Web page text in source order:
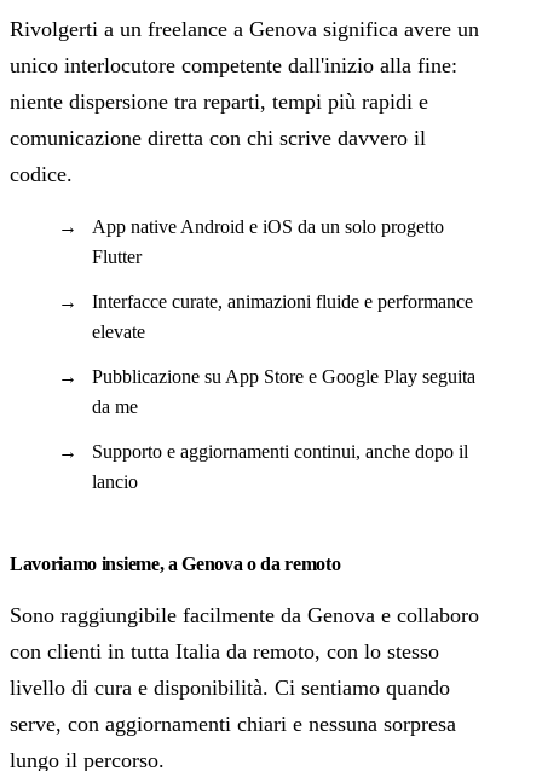
Rivolgerti a un freelance a Genova significa avere un
unico interlocutore competente dall'inizio alla fine:
niente dispersione tra reparti, tempi più rapidi e
comunicazione diretta con chi scrive davvero il
codice.
App native Android e iOS da un solo progetto
Flutter
Interfacce curate, animazioni fluide e performance
elevate
Pubblicazione su App Store e Google Play seguita
da me
Supporto e aggiornamenti continui, anche dopo il
lancio
Lavoriamo insieme, a Genova o da remoto
Sono raggiungibile facilmente da Genova e collaboro
con clienti in tutta Italia da remoto, con lo stesso
livello di cura e disponibilità. Ci sentiamo quando
serve, con aggiornamenti chiari e nessuna sorpresa
lungo il percorso.